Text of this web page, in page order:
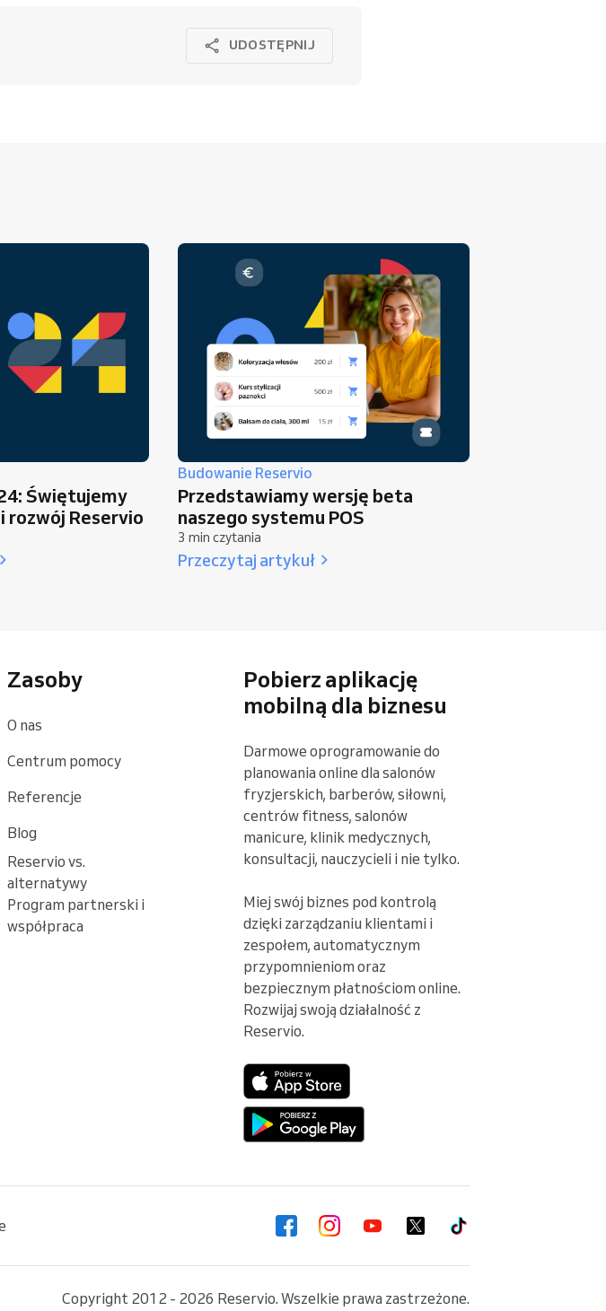
UDOSTĘPNIJ
Świętujemy
rozwój Reservio
Budowanie Reservio
Przedstawiamy wersję beta
naszego systemu POS
3 min czytania
Przeczytaj artykuł
Zasoby
O nas
Centrum pomocy
Referencje
Blog
Reservio vs.
alternatywy
Program partnerski i
współpraca
Pobierz aplikację
mobilną dla biznesu
Darmowe oprogramowanie do
planowania online dla salonów
fryzjerskich, barberów, siłowni,
centrów fitness, salonów
manicure, klinik medycznych,
konsultacji, nauczycieli i nie tylko.
Miej swój biznes pod kontrolą
dzięki zarządzaniu klientami i
zespołem, automatycznym
przypomnieniom oraz
bezpiecznym płatnościom online.
Rozwijaj swoją działalność z
Reservio.
Copyright 2012 - 2026 Reservio. Wszelkie prawa zastrzeżone.